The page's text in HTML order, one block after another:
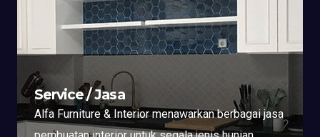
Service / Jasa
Alfa Furniture & Interior menawarkan berbagai jasa